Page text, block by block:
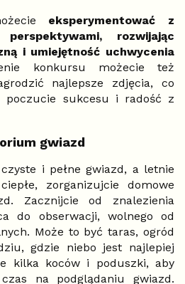
eksperymentować z
rozwijając
i umiejętność uchwycenia
konkursu możecie też
najlepsze zdjęcia, co
poczucie sukcesu i radość z
gwiazd
i pełne gwiazd, a letnie
zorganizujcie domowe
Zacznijcie od znalezienia
do obserwacji, wolnego od
Może to być taras, ogród
gdzie niebo jest najlepiej
kilka koców i poduszki, aby
na podglądaniu gwiazd.